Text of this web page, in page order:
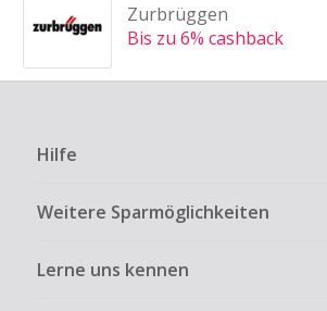
Zurbrüggen
Bis zu 6% cashback
Hilfe
Weitere Sparmöglichkeiten
Lerne uns kennen